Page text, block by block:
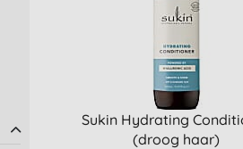
Sukin Hydrating
(droog haar)